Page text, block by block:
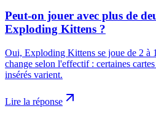
Peut-on jouer avec plus de
Exploding Kittens ?
Oui, Exploding Kittens se joue de 2 à
change selon l'effectif : certaines
insérés varient.
Lire la réponse